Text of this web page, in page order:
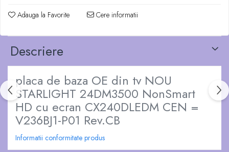
Adauga la Favorite Cere informatii
Descriere
placa de baza OE din tv NOU
STARLIGHT 24DM3500 NonSmart
HD cu ecran CX240DLEDM CEN =
V236BJ1-P01 Rev.CB
Informatii conformitate produs